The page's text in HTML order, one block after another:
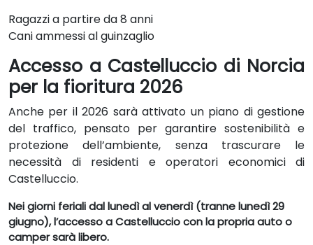
Ragazzi a partire da 8 anni
Cani ammessi al guinzaglio
Accesso a Castelluccio di Norcia
per la fioritura 2026
Anche per il 2026 sarà attivato un piano di gestione
del traffico, pensato per garantire sostenibilità e
protezione dell’ambiente, senza trascurare le
necessità di residenti e operatori economici di
Castelluccio.
Nei giorni feriali dal lunedì al venerdì (tranne lunedì 29
giugno), l’accesso a Castelluccio con la propria auto o
camper sarà libero.